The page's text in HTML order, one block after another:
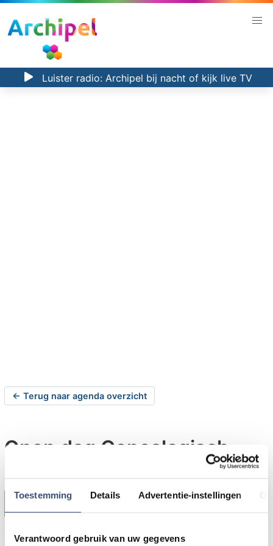
Toestemming Details Advertentie-instellingen
Verantwoord gebruik van uw gegevens
Luister radio: Archipel bij nacht of kijk live TV
← Terug naar agenda overzicht
Open dag Genealogisch
zaterdag 04-03-2023 om 10:00 uur Middelharnis
Zaterdag 4 maart 2023 is er van 10:00 tot 16:00 uur